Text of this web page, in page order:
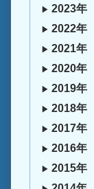
2023年
2022年
2021年
2020年
2019年
2018年
2017年
2016年
2015年